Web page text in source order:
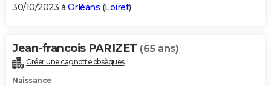
30/10/2023 à Orléans (Loiret)
Jean-francois PARIZET (65 ans)
Créer une cagnotte obsèques
Naissance